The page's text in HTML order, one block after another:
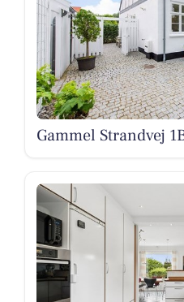
Gammel Strandvej